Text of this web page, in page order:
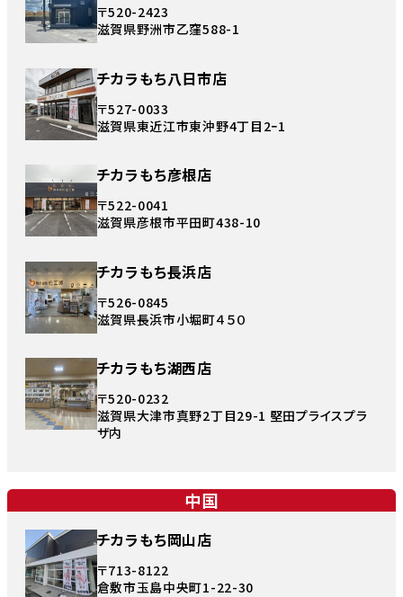
〒520-2423
滋賀県野洲市乙窪588-1
チカラもち八日市店
〒527-0033
滋賀県東近江市東沖野4丁目2ｰ1
チカラもち彦根店
〒522-0041
滋賀県彦根市平田町438-10
チカラもち長浜店
〒526-0845
滋賀県長浜市小堀町４５０
チカラもち湖西店
〒520-0232
滋賀県大津市真野2丁目29-1 堅田プライスプラ
ザ内
中国
チカラもち岡山店
〒713-8122
倉敷市玉島中央町1-22-30